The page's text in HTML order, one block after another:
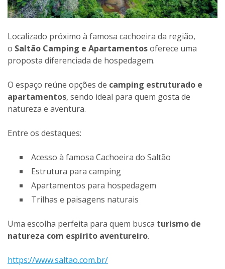
Localizado próximo à famosa cachoeira da região,
o Saltão Camping e Apartamentosoferece uma
proposta diferenciada de hospedagem.
O espaço reúne opções de camping estruturado e
apartamentos, sendo ideal para quem gosta de
natureza e aventura.
Entre os destaques:
Acesso à famosa Cachoeira do Saltão
Estrutura para camping
Apartamentos para hospedagem
Trilhas e paisagens naturais
Uma escolha perfeita para quem busca turismo de
natureza com espírito aventureiro.
https://www.saltao.com.br/